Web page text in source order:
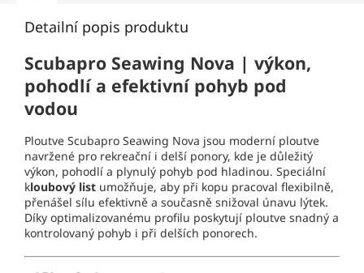
Detailní popis produktu
Scubapro Seawing Nova | výkon,
pohodlí a efektivní pohyb pod
vodou
Ploutve Scubapro Seawing Nova jsou moderní ploutve
navržené pro rekreační i delší ponory, kde je důležitý
výkon, pohodlí a plynulý pohyb pod hladinou. Speciální
kloubový list umožňuje, aby při kopu pracoval flexibilně,
přenášel sílu efektivně a současně snižoval únavu lýtek.
Díky optimalizovanému profilu poskytují ploutve snadný a
kontrolovaný pohyb i při delších ponorech.